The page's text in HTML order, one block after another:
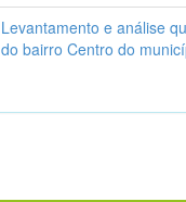
Levantamento e análise
do bairro Centro do